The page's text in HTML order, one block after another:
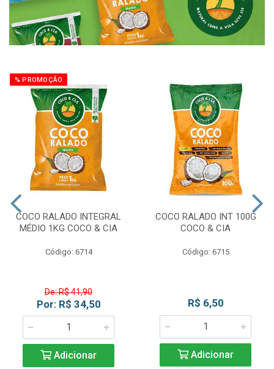
% PROMOÇÃO
COCO RALADO INTEGRAL
MÉDIO 1KG COCO & CIA
Código: 6714
De: R$ 41,90
Por: R$ 34,50
Adicionar
COCO RALADO INT 100G
COCO & CIA
Código: 6715
R$ 6,50
Adicionar